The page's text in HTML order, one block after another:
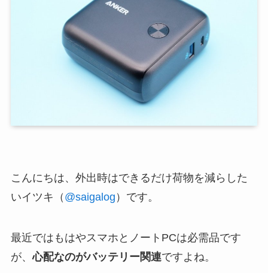
こんにちは、外出時はできるだけ荷物を減らした
いイツキ（ @saigalog ）です。
最近ではもはやスマホとノートPCは必需品です
が、心配なのがバッテリー関連ですよね。